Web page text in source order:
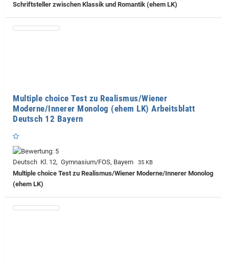
Schriftsteller zwischen Klassik und Romantik (ehem LK)
Multiple choice Test zu Realismus/Wiener
Moderne/Innerer Monolog (ehem LK) Arbeitsblatt
Deutsch 12 Bayern
Deutsch Kl. 12, Gymnasium/FOS, Bayern 35 KB
Multiple choice Test zu Realismus/Wiener Moderne/Innerer Monolog
(ehem LK)